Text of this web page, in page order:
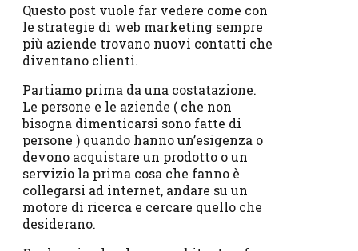
Questo post vuole far vedere come con
le strategie di web marketing sempre
più aziende trovano nuovi contatti che
diventano clienti.
Partiamo prima da una costatazione.
Le persone e le aziende ( che non
bisogna dimenticarsi sono fatte di
persone ) quando hanno un’esigenza o
devono acquistare un prodotto o un
servizio la prima cosa che fanno è
collegarsi ad internet, andare su un
motore di ricerca e cercare quello che
desiderano.